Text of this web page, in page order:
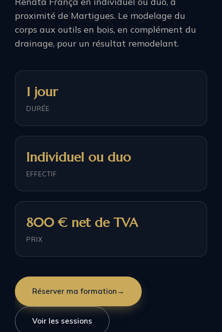
proximité de Martigues. Le modelage du
corps aux outils en bois, en complément du
drainage, pour un résultat remodelant.
1 jour
DURÉE
Individuel ou duo
EFFECTIF
800 € net de TVA
PRIX
Réserver ma formation →
Voir les sessions